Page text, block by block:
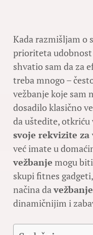
Kada razmišljam o
prioriteta
shvatio sam da za
treba mnogo –
vežbanje koje sam
dosadilo klasično
da uštedite, otkriću
svoje rekvizite za
već imate u
vežbanje mogu
skupi fitnes
načina da
dinamičnijim i